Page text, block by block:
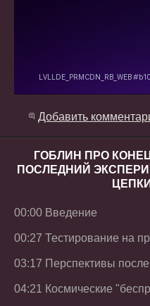
Добавить
ГОБЛИН ПРО
ПОСЛЕДНИЙ
00:00 Введение
00:27 Тестирование на
03:17 Перспективы
04:21 Космические